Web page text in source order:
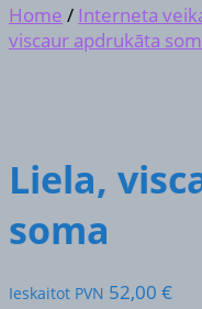
Home / Interneta
viscaur apdrukāta
Liela,
soma
Ieskaitot PVN 52,00 €